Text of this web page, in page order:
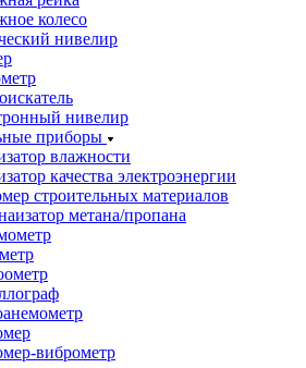
колесо
нивелир
нивелир
приборы
влажности
качества электроэнергии
строительных материалов
метана/пропана
виброметр